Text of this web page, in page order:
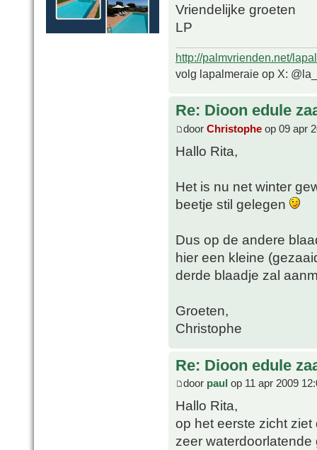
Vriendelijke groeten
LP
http://palmvrienden.net/
volg lapalmeraie op X:
Re: Dioon edule
door Christophe op 09 apr
Hallo Rita,
Het is nu net winter
beetje stil gelegen
Dus op de andere
hier een kleine
derde blaadje zal
Groeten,
Christophe
Re: Dioon edule
door paul op 11 apr 2009
Hallo Rita,
op het eerste zicht
zeer